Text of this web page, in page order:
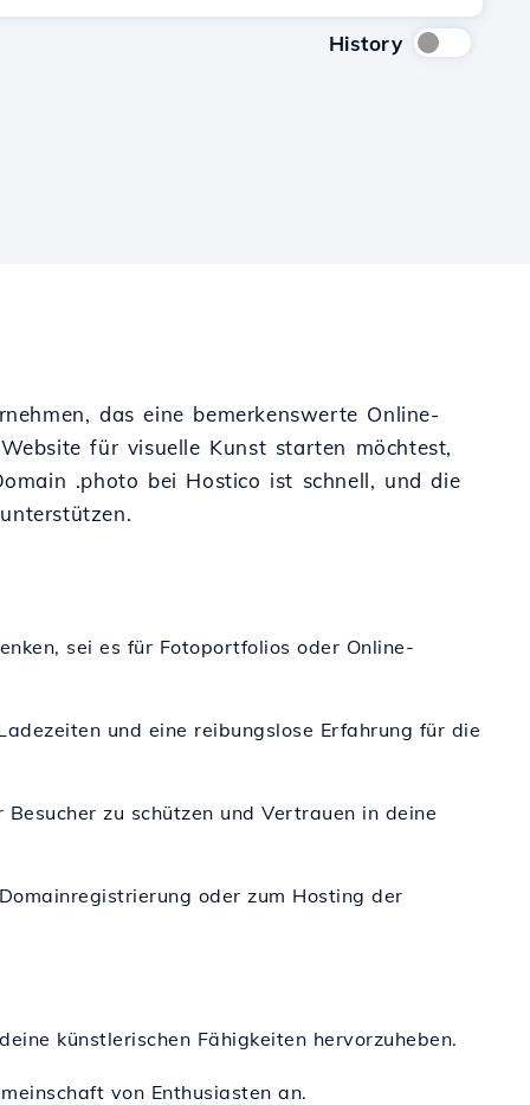
History
das eine bemerkenswerte Online-
für visuelle Kunst starten möchtest,
.photo bei Hostico ist schnell, und die
sei es für Fotoportfolios oder Online-
und eine reibungslose Erfahrung für die
zu schützen und Vertrauen in deine
oder zum Hosting der
künstlerischen Fähigkeiten hervorzuheben.
von Enthusiasten an.